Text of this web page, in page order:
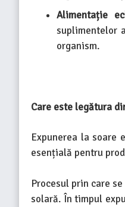
Alimentație
suplimentelor
organism.
Care este legătura
Expunerea la soare
esențială pentru
Procesul prin care
solară. În timpul